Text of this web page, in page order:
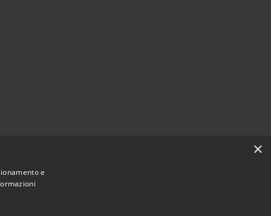
×
e